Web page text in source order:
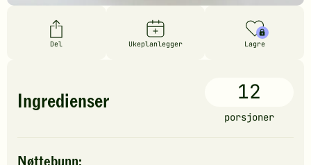
Del Ukeplanlegger Lagre
Ingredienser 12
porsjoner